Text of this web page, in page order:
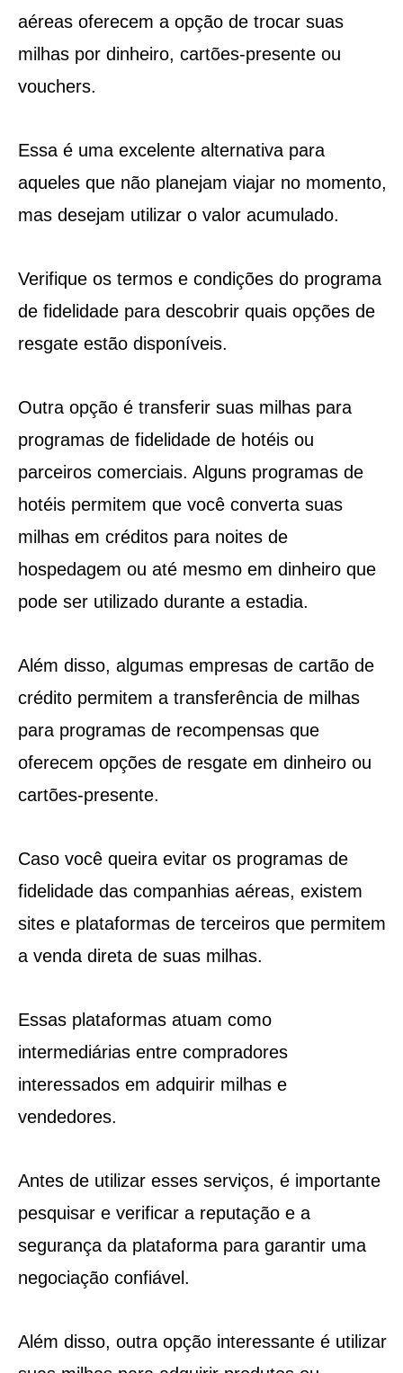
aéreas oferecem a opção de trocar suas
milhas por dinheiro, cartões-presente ou
vouchers.
Essa é uma excelente alternativa para
aqueles que não planejam viajar no momento,
mas desejam utilizar o valor acumulado.
Verifique os termos e condições do programa
de fidelidade para descobrir quais opções de
resgate estão disponíveis.
Outra opção é transferir suas milhas para
programas de fidelidade de hotéis ou
parceiros comerciais. Alguns programas de
hotéis permitem que você converta suas
milhas em créditos para noites de
hospedagem ou até mesmo em dinheiro que
pode ser utilizado durante a estadia.
Além disso, algumas empresas de cartão de
crédito permitem a transferência de milhas
para programas de recompensas que
oferecem opções de resgate em dinheiro ou
cartões-presente.
Caso você queira evitar os programas de
fidelidade das companhias aéreas, existem
sites e plataformas de terceiros que permitem
a venda direta de suas milhas.
Essas plataformas atuam como
intermediárias entre compradores
interessados em adquirir milhas e
vendedores.
Antes de utilizar esses serviços, é importante
pesquisar e verificar a reputação e a
segurança da plataforma para garantir uma
negociação confiável.
Além disso, outra opção interessante é utilizar